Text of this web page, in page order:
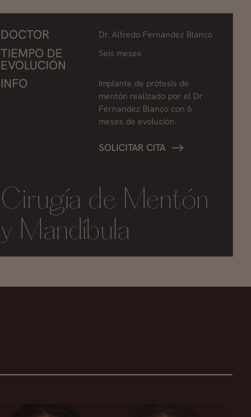
DOCTOR Dr. Alfredo Fernández Blanco
TIEMPO DE
EVOLUCIÓN
Seis meses
INFO
Implante de prótesis de
mentón realizado por el Dr
Fernandez Blanco con 6
meses de evolución.
SOLICITAR CITA
Cirugía de Mentón
y Mandíbula